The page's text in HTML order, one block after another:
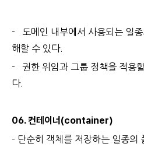
- 도메인 내부에서 사용되는 일종
해할 수 있다.
- 권한 위임과 그룹 정책을 적용
다.
06. 컨테이너(container)
- 단순히 객체를 저장하는 일종의